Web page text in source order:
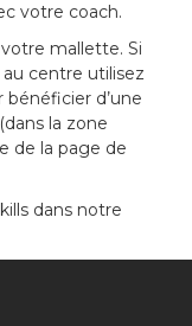
votre coach.
mallette. Si
centre utilisez
bénéficier d’une
la zone
de la page de
dans notre